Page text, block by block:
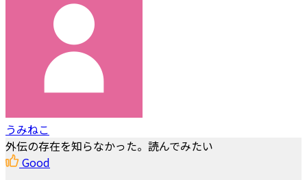
うみねこ
外伝の存在を知らなかった。読んでみたい
Good